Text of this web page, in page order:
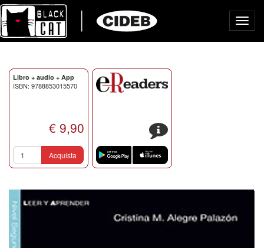
Libro + audio + App
ISBN: 9788853015570
€ 9,90
Acquista
s